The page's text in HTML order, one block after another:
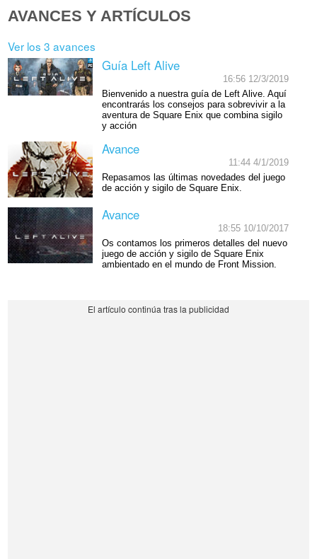
AVANCES Y ARTÍCULOS
Ver los 3 avances
Guía Left Alive
16:56 12/3/2019
Bienvenido a nuestra guía de Left Alive. Aquí
encontrarás los consejos para sobrevivir a la
aventura de Square Enix que combina sigilo
y acción
Avance
11:44 4/1/2019
Repasamos las últimas novedades del juego
de acción y sigilo de Square Enix.
Avance
18:55 10/10/2017
Os contamos los primeros detalles del nuevo
juego de acción y sigilo de Square Enix
ambientado en el mundo de Front Mission.